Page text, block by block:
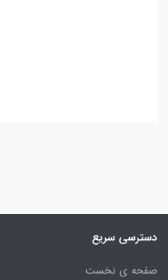
دسترسی سریع
صفحه ی نخست